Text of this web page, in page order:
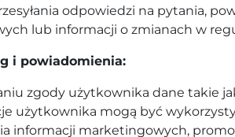
odpowiedzi na pytania,
lub informacji o zmianach w
i powiadomienia:
zgody użytkownika dane takie
użytkownika mogą być
informacji marketingowych,